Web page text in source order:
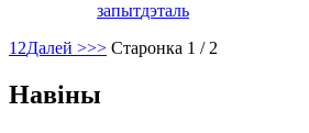
запытдэталь
12Далей >>> Старонка 1 / 2
Навіны